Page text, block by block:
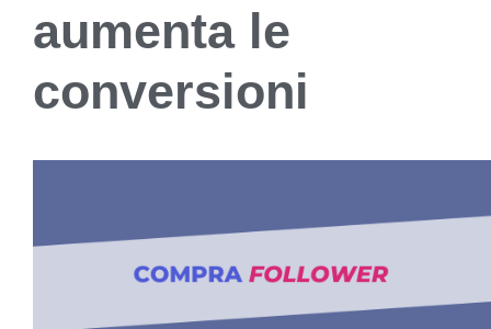
aumenta le
conversioni